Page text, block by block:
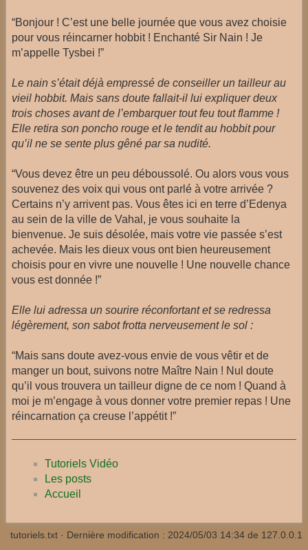
“Bonjour ! C’est une belle journée que vous avez choisie
pour vous réincarner hobbit ! Enchanté Sir Nain ! Je
m’appelle Tysbei !”
Le nain s’était déjà empressé de conseiller un tailleur au
vieil hobbit. Mais sans doute fallait-il lui expliquer deux
trois choses avant de l’embarquer tout feu tout flamme !
Elle retira son poncho rouge et le tendit au hobbit pour
qu’il ne se sente plus gêné par sa nudité.
“Vous devez être un peu déboussolé. Ou alors vous vous
souvenez des voix qui vous ont parlé à votre arrivée ?
Certains n’y arrivent pas. Vous êtes ici en terre d’Edenya
au sein de la ville de Vahal, je vous souhaite la
bienvenue. Je suis désolée, mais votre vie passée s’est
achevée. Mais les dieux vous ont bien heureusement
choisis pour en vivre une nouvelle ! Une nouvelle chance
vous est donnée !”
Elle lui adressa un sourire réconfortant et se redressa
légèrement, son sabot frotta nerveusement le sol :
“Mais sans doute avez-vous envie de vous vêtir et de
manger un bout, suivons notre Maître Nain ! Nul doute
qu’il vous trouvera un tailleur digne de ce nom ! Quand à
moi je m’engage à vous donner votre premier repas ! Une
réincarnation ça creuse l’appétit !”
Tutoriels Vidéo
Les posts
Accueil
tutoriels.txt · Dernière modification : 2024/05/03 14:34 de 127.0.0.1